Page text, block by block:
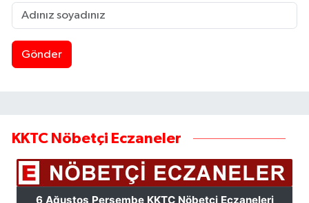
Gönder
KKTC Nöbetçi Eczaneler